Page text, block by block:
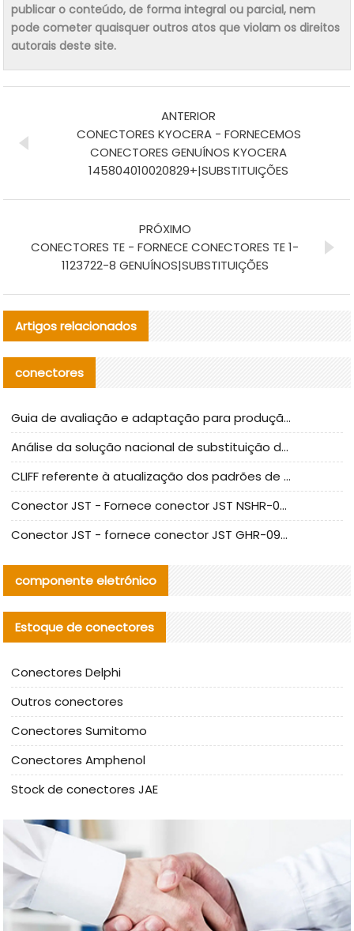
publicar o conteúdo, de forma integral ou parcial, nem
pode cometer quaisquer outros atos que violam os direitos
autorais deste site.
ANTERIOR
CONECTORES KYOCERA - FORNECEMOS
CONECTORES GENUÍNOS KYOCERA
145804010020829+|SUBSTITUIÇÕES
PRÓXIMO
CONECTORES TE - FORNECE CONECTORES TE 1-
1123722-8 GENUÍNOS|SUBSTITUIÇÕES
Artigos relacionados
conectores
Guia de avaliação e adaptação para produção em massa de componentes de cabos nacionais CNC Tech
Análise da solução nacional de substituição da linha de alta frequência I-PEX
CLIFF referente à atualização dos padrões de teste de conectores nacionais
Conector JST - Fornece conector JST NSHR-02V-S original | substituto
Conector JST - fornece conector JST GHR-09V-S autêntico | substituto
componente eletrónico
Estoque de conectores
Conectores Delphi
Outros conectores
Conectores Sumitomo
Conectores Amphenol
Stock de conectores JAE